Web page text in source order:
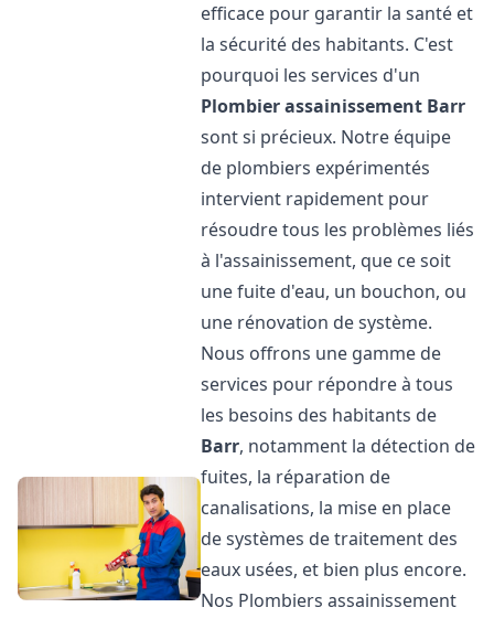
efficace pour garantir la santé et
la sécurité des habitants. C'est
pourquoi les services d'un
Plombier assainissement Barr
sont si précieux. Notre équipe
de plombiers expérimentés
intervient rapidement pour
résoudre tous les problèmes liés
à l'assainissement, que ce soit
une fuite d'eau, un bouchon, ou
une rénovation de système.
Nous offrons une gamme de
services pour répondre à tous
les besoins des habitants de
Barr, notamment la détection de
fuites, la réparation de
canalisations, la mise en place
de systèmes de traitement des
eaux usées, et bien plus encore.
Nos Plombiers assainissement